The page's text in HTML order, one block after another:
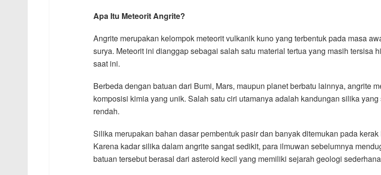
Apa Itu Meteorit Angrite?
Angrite merupakan kelompok meteorit vulkanik kuno yang terbentuk pada masa
surya. Meteorit ini dianggap sebagai salah satu material tertua yang masih tersisa
saat ini.
Berbeda dengan batuan dari Bumi, Mars, maupun planet berbatu lainnya, angrite
komposisi kimia yang unik. Salah satu ciri utamanya adalah kandungan silika yang
rendah.
Silika merupakan bahan dasar pembentuk pasir dan banyak ditemukan pada kerak
Karena kadar silika dalam angrite sangat sedikit, para ilmuwan sebelumnya
batuan tersebut berasal dari asteroid kecil yang memiliki sejarah geologi